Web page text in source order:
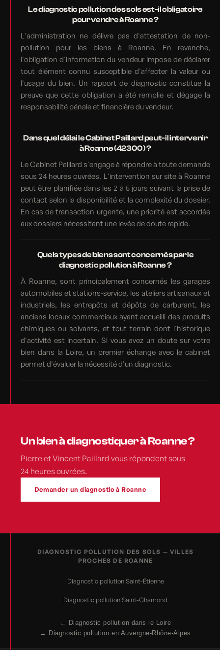
Le diagnostic pollution des sols est-il obligatoire
pour vendre à Roanne ?
L'administration ne délivre pas d'attestation de non-
pollution pour les biens à Roanne. En revanche,
l'obligation d'information du vendeur impose de déclarer
tout élément connu susceptible d'affecter la valeur ou
l'usage du bien. Un rapport de diagnostic constitue la
preuve que cette obligation a été remplie et dégage la
responsabilité pénale et financière du vendeur.
Dans quel délai le Cabinet Paillard peut-il intervenir
à Roanne (42300) ?
Le Cabinet Paillard s'engage à répondre à toute demande
sous 24 heures ouvrées. L'intervention sur site à Roanne
peut être planifiée dans les 2 à 5 jours suivant la prise de
contact selon la disponibilité et la complexité du dossier.
En cas de transaction urgente, une priorité est accordée
aux dossiers nécessitant une levée de doute rapide.
Quels types de biens sont concernés par le
diagnostic pollution à Roanne ?
À Roanne, sont principalement concernés les garages
automobiles et stations-service, les ateliers artisanaux et
industriels, les entrepôts et dépôts de carburant, les
anciens locaux commerciaux ayant accueilli des produits
chimiques ou solvants, et tout terrain dont l'historique
d'activité est incertain. Si vous avez un doute sur votre
bien dans la Loire, un premier échange avec le cabinet
permet d'évaluer la nécessité d'un diagnostic.
Un bien à diagnostiquer à Roanne ?
Pierre et Vincent Paillard vous répondent sous
24 heures ouvrées.
Demander un diagnostic à Roanne
DIAGNOSTIC POLLUTION DES SOLS — VILLES
PROCHES DE ROANNE
Diagnostic pollution Saint-Étienne
Diagnostic pollution Saint-Chamond
← Diagnostic pollution dans le Loire
← Diagnostic pollution en Auvergne-Rhône-Alpes